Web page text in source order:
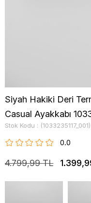
Siyah Hakiki Deri
Casual Ayakkabı
Stok Kodu (1033235117_001)
0.0
4.799,99 TL